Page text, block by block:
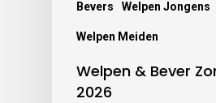
Bevers Welpen Jongens
Welpen Meiden
Welpen & Bever
2026